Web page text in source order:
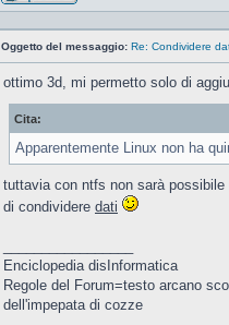
Profilo
Oggetto del messaggio: Re: Condividere
ottimo 3d, mi permetto solo di
Cita:
Apparentemente Linux non ha
tuttavia con ntfs non sarà
di condividere dati
Enciclopedia disInformatica
Regole del Forum=testo arcano
dell'impepata di cozze